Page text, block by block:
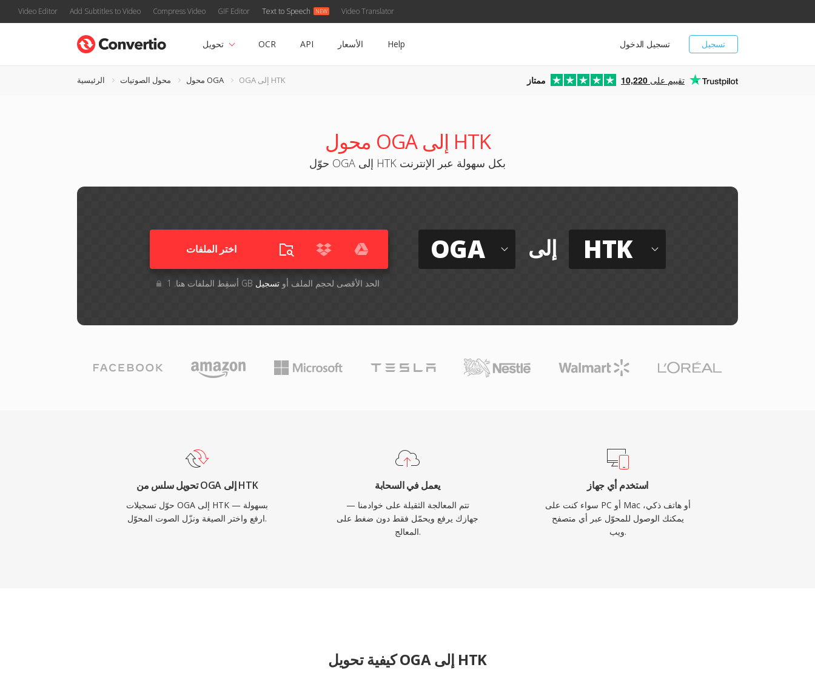
Video Editor Add Subtitles to Video Compress Video GIF Editor Text to Speech Video Translator
تسجيل تسجيل الدخول تحويل OCR API الأسعار Help
الرئيسية محول الصوتيات محول OGA OGA إلى HTK ممتاز 10,220 تقييم على
محول OGA إلى HTK
حوّل OGA إلى HTK بكل سهولة عبر الإنترنت
اختر الملفات
أسقِط الملفات هنا. 1 GB الحد الأقصى لحجم الملف أوتسجيل
OGA إلى HTK
تحويل سلس من OGA إلى HTK
حوّل تسجيلات OGA إلى HTK بسهولة —
ارفع واختر الصيغة ونزّل الصوت المحوّل.
يعمل في السحابة
تتم المعالجة الثقيلة على خوادمنا —
جهازك يرفع ويحمّل فقط دون ضغط على
المعالج.
استخدم أي جهاز
سواء كنت على PC أو Mac أو هاتف ذكي،
يمكنك الوصول للمحوّل عبر أي متصفح
ويب.
كيفية تحويل OGA إلى HTK